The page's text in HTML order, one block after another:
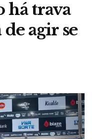
há trava
agir se